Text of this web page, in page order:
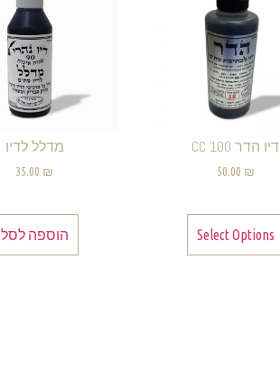
דיו הדר 100 CC
50.00 ₪
Select Options
מדלל לדיו
35.00 ₪
הוספה לסל